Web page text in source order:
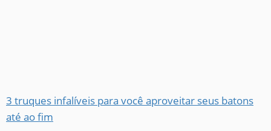
3 truques infalíveis para você aproveitar seus batons
até ao fim